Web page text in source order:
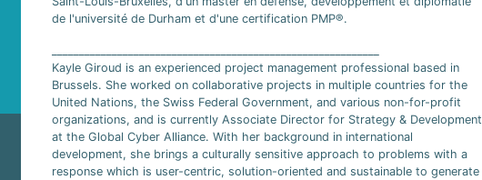
de l'université de Durham et d'une certification PMP®.
Kayle Giroud is an experienced project management professional based in
Brussels. She worked on collaborative projects in multiple countries for the
United Nations, the Swiss Federal Government, and various non-for-profit
organizations, and is currently Associate Director for Strategy & Development
at the Global Cyber Alliance. With her background in international
development, she brings a culturally sensitive approach to problems with a
response which is user-centric, solution-oriented and sustainable to generate